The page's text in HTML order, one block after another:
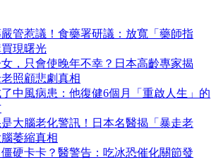
管惹議！食藥署研議：放寬「藥師指
現曙光
，只會使晚年不幸？日本高齡專家揭
照顧悲劇真相
中風病患：他復健6個月「重啟人生」的
大腦老化警訊！日本名醫揭「暴走老
萎縮真相
硬卡卡？醫警告：吃冰恐催化關節發